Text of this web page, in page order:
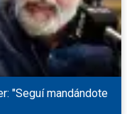
"Seguí mandándote